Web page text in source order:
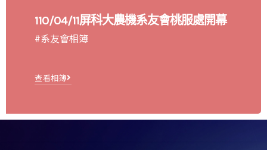
110/04/11屏科大農機系友會桃服處開幕
#系友會相簿
查看相簿